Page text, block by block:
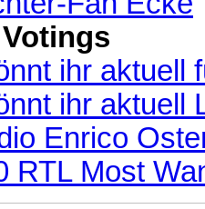
ihr aktuell
ihr aktuell
Enrico
RTL Most